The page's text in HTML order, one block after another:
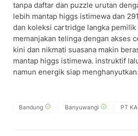
tanpa daftar dan puzzle urutan
lebih mantap higgs istimewa dan
dan koleksi cartridge langka
memanjakan telinga dengan akses
kini dan nikmati suasana makin
mantap higgs istimewa. instruktif
namun energik siap menghanyutkan.
Bandung Banyuwangi PT KAI